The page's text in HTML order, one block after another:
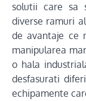
solutii care sa
diverse ramuri
de avantaje ce
manipularea
o hala
desfasurati
echipamente